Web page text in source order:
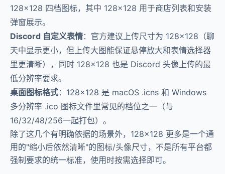
128×128 四档图标，其中 128×128 用于商店列表和安装
弹窗展示。
Discord 自定义表情：官方建议上传尺寸为 128×128（聊
天中显示更小，但上传大图能保证悬停放大和表情选择器
里更清晰），同时 128×128 也是 Discord 头像上传的最
低分辨率要求。
桌面图标格式：128×128 是 macOS .icns 和 Windows
多分辨率 .ico 图标文件里常见的档位之一（与
16/32/48/256一起打包）。
除了这几个有明确依据的场景外，128×128 更多是一个通
用的"缩小后依然清晰"的图标/头像尺寸，不是所有平台都
强制要求的统一标准，使用时按需选择即可。